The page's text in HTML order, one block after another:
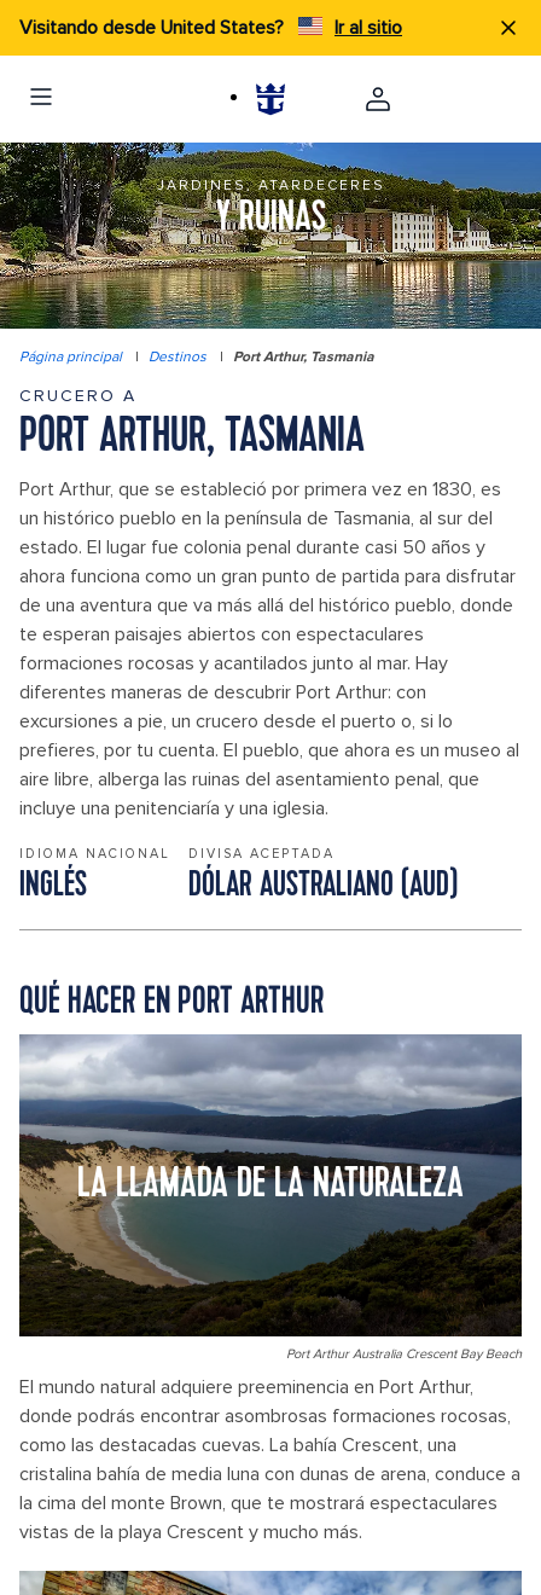
Visitando desde United States? Ir al sitio
JARDINES, ATARDECERES
Y RUINAS
Página principal | Destinos | Port Arthur, Tasmania
CRUCERO A
PORT ARTHUR, TASMANIA
Port Arthur, que se estableció por primera vez en 1830, es
un histórico pueblo en la península de Tasmania, al sur del
estado. El lugar fue colonia penal durante casi 50 años y
ahora funciona como un gran punto de partida para disfrutar
de una aventura que va más allá del histórico pueblo, donde
te esperan paisajes abiertos con espectaculares
formaciones rocosas y acantilados junto al mar. Hay
diferentes maneras de descubrir Port Arthur: con
excursiones a pie, un crucero desde el puerto o, si lo
prefieres, por tu cuenta. El pueblo, que ahora es un museo al
aire libre, alberga las ruinas del asentamiento penal, que
incluye una penitenciaría y una iglesia.
IDIOMA NACIONAL
INGLÉS
DIVISA ACEPTADA
DÓLAR AUSTRALIANO (AUD)
QUÉ HACER EN PORT ARTHUR
LA LLAMADA DE LA NATURALEZA
Port Arthur Australia Crescent Bay Beach
El mundo natural adquiere preeminencia en Port Arthur,
donde podrás encontrar asombrosas formaciones rocosas,
como las destacadas cuevas. La bahía Crescent, una
cristalina bahía de media luna con dunas de arena, conduce a
la cima del monte Brown, que te mostrará espectaculares
vistas de la playa Crescent y mucho más.